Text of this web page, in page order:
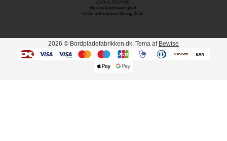
2026 © Bordpladefabrikken.dk. Tema af Bewise